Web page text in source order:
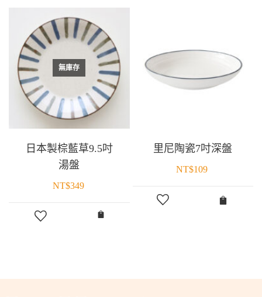
無庫存
日本製棕藍草9.5吋
湯盤
NT$349
里尼陶瓷7吋深盤
NT$109